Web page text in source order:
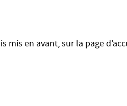
en avant, sur la page